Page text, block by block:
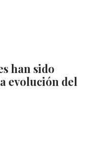
han sido
evolución del